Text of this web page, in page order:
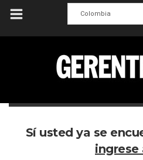
Sí usted ya se
ingrese